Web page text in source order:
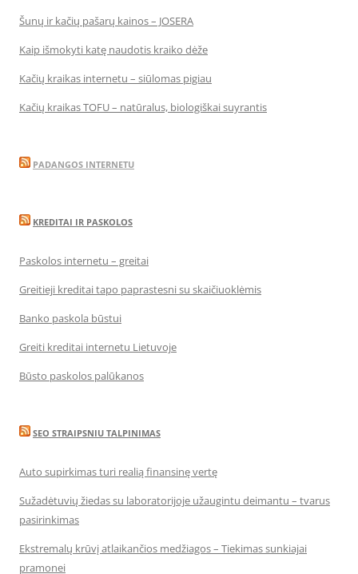
Šunų ir kačių pašarų kainos – JOSERA
Kaip išmokyti katę naudotis kraiko dėže
Kačių kraikas internetu – siūlomas pigiau
Kačių kraikas TOFU – natūralus, biologiškai suyrantis
PADANGOS INTERNETU
KREDITAI IR PASKOLOS
Paskolos internetu – greitai
Greitieji kreditai tapo paprastesni su skaičiuoklėmis
Banko paskola būstui
Greiti kreditai internetu Lietuvoje
Būsto paskolos palūkanos
SEO STRAIPSNIU TALPINIMAS
Auto supirkimas turi realią finansinę vertę
Sužadėtuvių žiedas su laboratorijoje užaugintu deimantu – tvarus
pasirinkimas
Ekstremalų krūvį atlaikančios medžiagos – Tiekimas sunkiajai
pramonei